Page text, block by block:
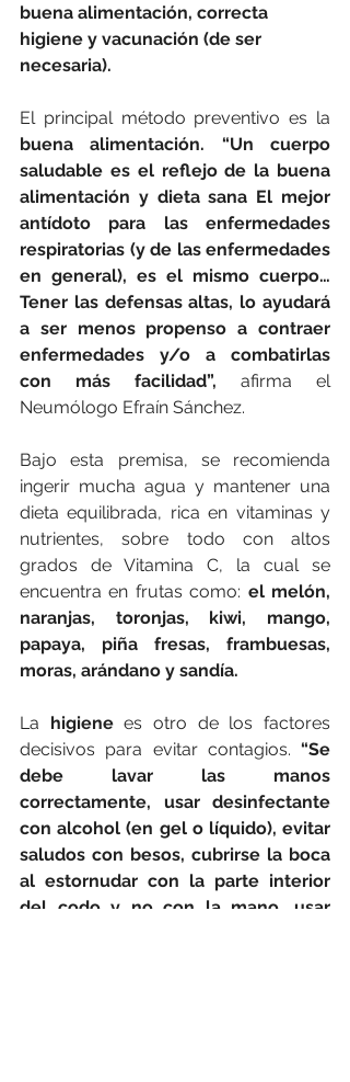
buena alimentación, correcta
higiene y vacunación (de ser
necesaria).
buena alimentación. “Un cuerpo
saludable es el reflejo de la buena
alimentación y dieta sana El mejor
antídoto para las enfermedades
respiratorias (y de las enfermedades
en general), es el mismo cuerpo…
Tener las defensas altas, lo ayudará
a ser menos propenso a contraer
enfermedades y/o a combatirlas
con más facilidad”, afirma el
Neumólogo Efraín Sánchez.
Bajo esta premisa, se recomienda
ingerir mucha agua y mantener una
dieta equilibrada, rica en vitaminas y
nutrientes, sobre todo con altos
grados de Vitamina C, la cual se
encuentra en frutas como: el melón,
naranjas, toronjas, kiwi, mango,
papaya, piña fresas, frambuesas,
moras, arándano y sandía.
La higiene es otro de los factores
decisivos para evitar contagios. “Se
debe lavar las manos
correctamente, usar desinfectante
con alcohol (en gel o líquido), evitar
saludos con besos, cubrirse la boca
al estornudar con la parte interior
del codo y no con la mano, usar